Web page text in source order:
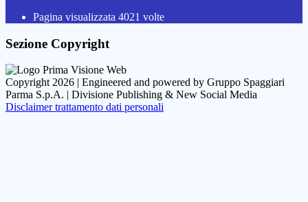
Pagina visualizzata 4021 volte
Sezione Copyright
Copyright 2026 | Engineered and powered by Gruppo Spaggiari
Parma S.p.A. | Divisione Publishing & New Social Media
Disclaimer trattamento dati personali